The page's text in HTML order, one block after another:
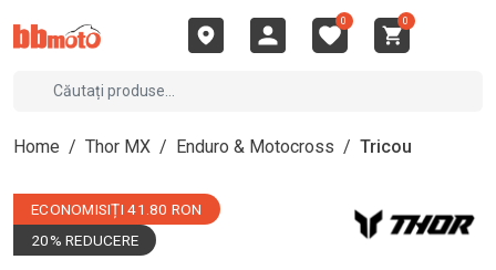
0 0
Home / Thor MX / Enduro & Motocross / Tricou
ECONOMISIȚI 41.80 RON
20% REDUCERE